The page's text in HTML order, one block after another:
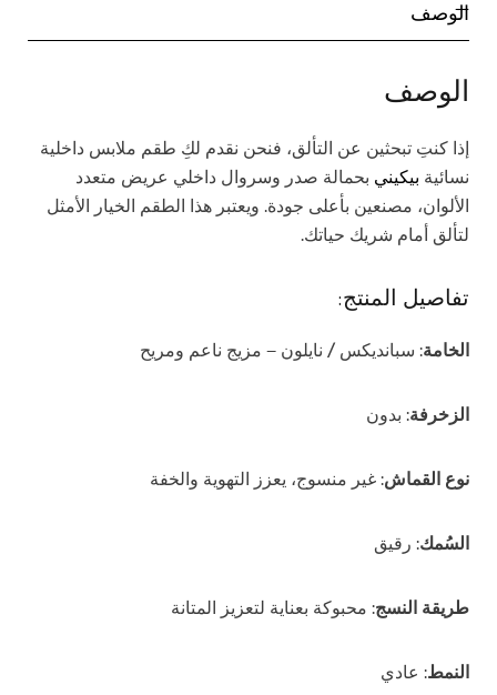
الوصف
الوصف
إذا كنتِ تبحثين عن التألق، فنحن نقدم لكِ طقم ملابس داخلية
نسائية بيكيني بحمالة صدر وسروال داخلي عريض متعدد
الألوان، مصنعين بأعلى جودة. ويعتبر هذا الطقم الخيار الأمثل
لتألق أمام شريك حياتك.
تفاصيل المنتج:
الخامة: سبانديكس / نايلون – مزيج ناعم ومريح
الزخرفة: بدون
نوع القماش: غير منسوج، يعزز التهوية والخفة
السُمك: رقيق
طريقة النسج: محبوكة بعناية لتعزيز المتانة
النمط: عادي